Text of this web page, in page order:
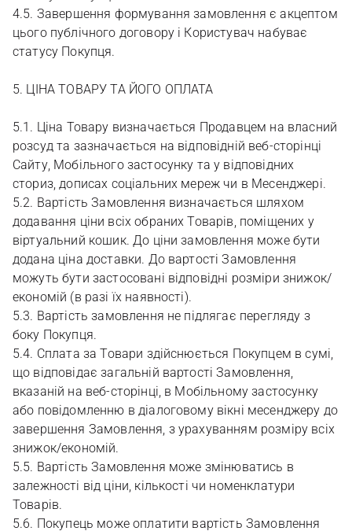
4.5. Завершення формування замовлення є акцептом
цього публічного договору і Користувач набуває
статусу Покупця.
5. ЦІНА ТОВАРУ ТА ЙОГО ОПЛАТА
5.1. Ціна Товару визначається Продавцем на власний
розсуд та зазначається на відповідній веб-сторінці
Сайту, Мобільного застосунку та у відповідних
сториз, дописах соціальних мереж чи в Месенджері.
5.2. Вартість Замовлення визначається шляхом
додавання ціни всіх обраних Товарів, поміщених у
віртуальний кошик. До ціни замовлення може бути
додана ціна доставки. До вартості Замовлення
можуть бути застосовані відповідні розміри знижок/
економій (в разі їх наявності).
5.3. Вартість замовлення не підлягає перегляду з
боку Покупця.
5.4. Сплата за Товари здійснюється Покупцем в сумі,
що відповідає загальній вартості Замовлення,
вказаній на веб-сторінці, в Мобільному застосунку
або повідомленню в діалоговому вікні месенджеру до
завершення Замовлення, з урахуванням розміру всіх
знижок/економій.
5.5. Вартість Замовлення може змінюватись в
залежності від ціни, кількості чи номенклатури
Товарів.
5.6. Покупець може оплатити вартість Замовлення